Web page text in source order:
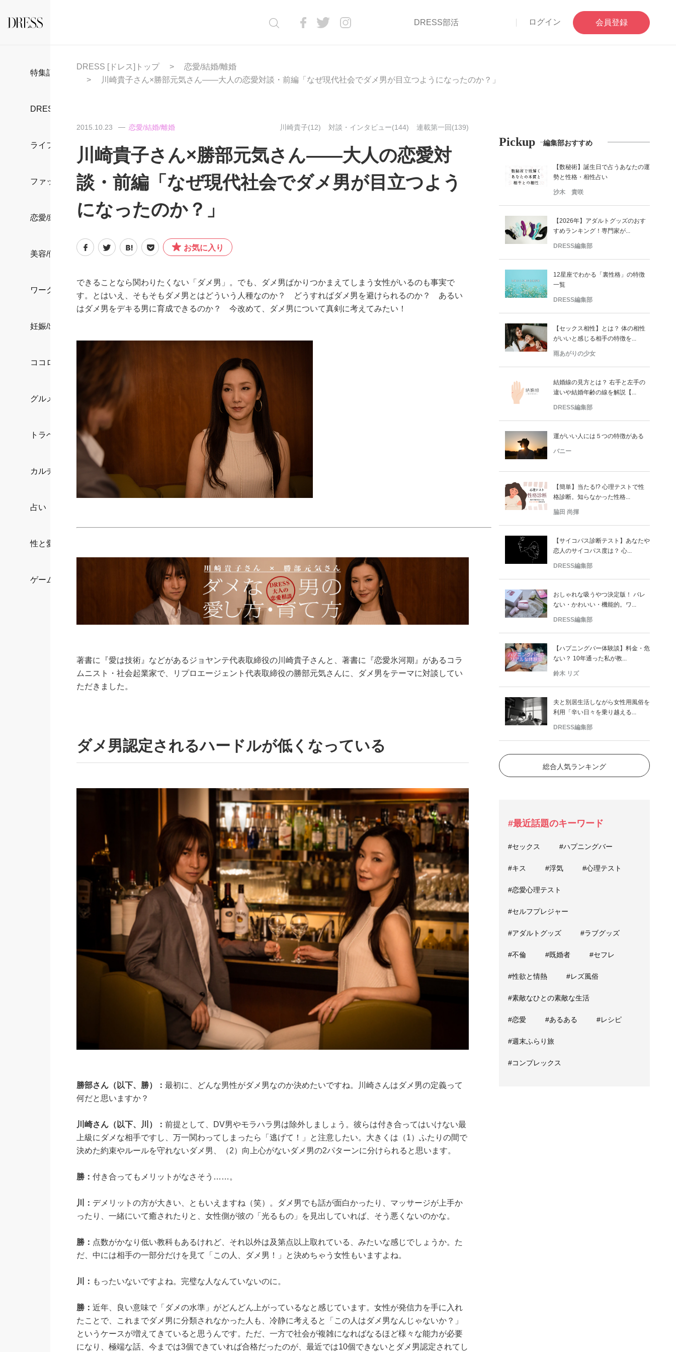
DRESS部活 ログイン 会員登録
特集記事
DRESS部活
ライフスタイル
ファッション
恋愛/結婚/離婚
美容/健康
ワークスタイル
妊娠/出産/家族
ココロ/カラダ
グルメ
トラベル
カルチャー/エンタメ
占い
性と愛
ゲーム
DRESS [ドレス]トップ
恋愛/結婚/離婚
川崎貴子さん×勝部元気さん――大人の恋愛対談・前編「なぜ現代社会でダメ男が目立つようになったのか？」
2015.10.23 恋愛/結婚/離婚 川崎貴子(12) 対談・インタビュー(144) 連載第一回(139)
川崎貴子さん×勝部元気さん――大人の恋愛対
談・前編「なぜ現代社会でダメ男が目立つよう
になったのか？」
お気に入り
できることなら関わりたくない「ダメ男」。でも、ダメ男ばかりつかまえてしまう女性がいるのも事実で
す。とはいえ、そもそもダメ男とはどういう人種なのか？ どうすればダメ男を避けられるのか？ あるい
はダメ男をデキる男に育成できるのか？ 今改めて、ダメ男について真剣に考えてみたい！
著書に『愛は技術』などがあるジョヤンテ代表取締役の川崎貴子さんと、著書に『恋愛氷河期』があるコラ
ムニスト・社会起業家で、リプロエージェント代表取締役の勝部元気さんに、ダメ男をテーマに対談してい
ただきました。
ダメ男認定されるハードルが低くなっている
勝部さん（以下、勝）： 最初に、どんな男性がダメ男なのか決めたいですね。川崎さんはダメ男の定義って
何だと思いますか？
川崎さん（以下、川）： 前提として、DV男やモラハラ男は除外しましょう。彼らは付き合ってはいけない最
上級にダメな相手ですし、万一関わってしまったら「逃げて！」と注意したい。大きくは（1）ふたりの間で
決めた約束やルールを守れないダメ男、（2）向上心がないダメ男の2パターンに分けられると思います。
勝： 付き合ってもメリットがなさそう……。
川： デメリットの方が大きい、ともいえますね（笑）。ダメ男でも話が面白かったり、マッサージが上手か
ったり、一緒にいて癒されたりと、女性側が彼の「光るもの」を見出していれば、そう悪くないのかな。
勝： 点数がかなり低い教科もあるけれど、それ以外は及第点以上取れている、みたいな感じでしょうか。た
だ、中には相手の一部分だけを見て「この人、ダメ男！」と決めちゃう女性もいますよね。
川： もったいないですよね。完璧な人なんていないのに。
勝： 近年、良い意味で「ダメの水準」がどんどん上がっているなと感じています。女性が発信力を手に入れ
たことで、これまでダメ男に分類されなかった人も、冷静に考えると「この人はダメ男なんじゃないか？」
というケースが増えてきていると思うんです。ただ、一方で社会が複雑になればなるほど様々な能力が必要
になり、極端な話、今までは3個できていれば合格だったのが、最近では10個できないとダメ男認定されてし
Pickup 編集部おすすめ
【数秘術】誕生日で占うあなたの運
勢と性格・相性占い
沙木 貴咲
【2026年】アダルトグッズのおす
すめランキング！専門家が...
DRESS編集部
12星座でわかる「裏性格」の特徴
一覧
DRESS編集部
【セックス相性】とは？ 体の相性
がいいと感じる相手の特徴を...
雨あがりの少女
結婚線の見方とは？ 右手と左手の
違いや結婚年齢の線を解説【...
DRESS編集部
運がいい人には５つの特徴がある
バニー
【簡単】当たる!? 心理テストで性
格診断。知らなかった性格...
脇田 尚揮
【サイコパス診断テスト】あなたや
恋人のサイコパス度は？ 心...
DRESS編集部
おしゃれな吸うやつ決定版！ バレ
ない・かわいい・機能的。ワ...
DRESS編集部
【ハプニングバー体験談】料金・危
ない？ 10年通った私が教...
鈴木 リズ
夫と別居生活しながら女性用風俗を
利用「辛い日々を乗り越える...
DRESS編集部
総合人気ランキング
#最近話題のキーワード
#セックス #ハプニングバー
#キス #浮気 #心理テスト
#恋愛心理テスト
#セルフプレジャー
#アダルトグッズ #ラブグッズ
#不倫 #既婚者 #セフレ
#性欲と情熱 #レズ風俗
#素敵なひとの素敵な生活
#恋愛 #あるある #レシピ
#週末ふらり旅
#コンプレックス